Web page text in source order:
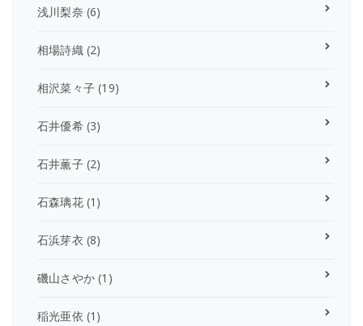
浅川梨奈 (6)
相場詩織(2)
相沢菜々子 (19)
石井優希(3)
石井薫子(2)
石森璃花(1)
石浜芽衣 (8)
磯山さやか (1)
稲光亜依 (1)